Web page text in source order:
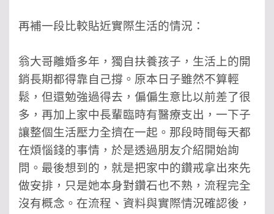
再補一段比較貼近實際生活的情況：
翁大哥離婚多年，獨自扶養孩子，生活上的開
銷長期都得靠自己撐。原本日子雖然不算輕
鬆，但還勉強過得去，偏偏生意比以前差了很
多，再加上家中長輩臨時有醫療支出，一下子
讓整個生活壓力全擠在一起。那段時間每天都
在煩惱錢的事情，於是透過朋友介紹開始詢
問。最後想到的，就是把家中的鑽戒拿出來先
做安排，只是她本身對鑽石也不熟，流程完全
沒有概念。在流程、資料與實際情況確認後，